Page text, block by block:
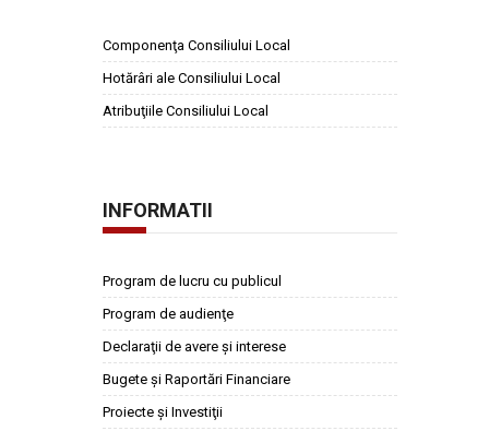
Componenţa Consiliului Local
Hotărâri ale Consiliului Local
Atribuţiile Consiliului Local
INFORMATII
Program de lucru cu publicul
Program de audienţe
Declaraţii de avere şi interese
Bugete şi Raportări Financiare
Proiecte şi Investiţii